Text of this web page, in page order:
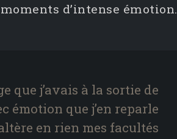
d’intense émotion.
que j’avais à la sortie de
émotion que j’en reparle
en rien mes facultés